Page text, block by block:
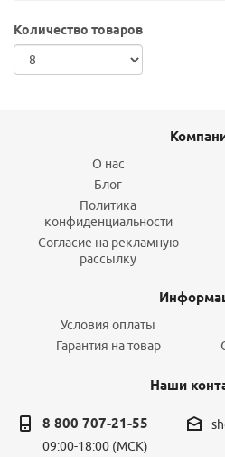
Количество товаров
О нас
Блог
Политика
конфиденциальности
Согласие на рекламную
рассылку
Условия оплаты
Гарантия на товар
Наши
8 800 707-21-55
09:00-18:00 (МСК)